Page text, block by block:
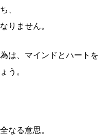
、
りません。
は、マインドとハートを
う。
なる意思。